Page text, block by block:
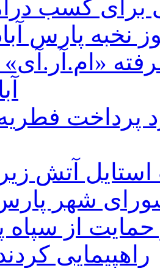
کسب
نخبه پارس
پرداخت فطریه
آتش
شهر پارس
از سپاه
راهپیمایی